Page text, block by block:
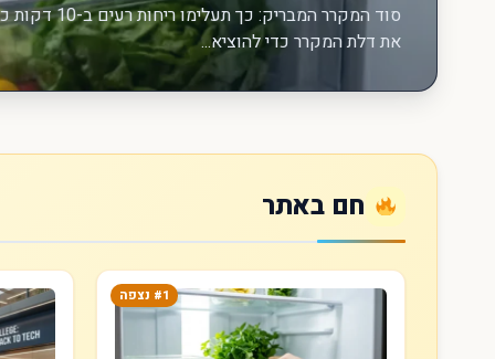
סוד המקרר
את דלת המקרר כדי להוציא...
חם באתר
#1 נצפה